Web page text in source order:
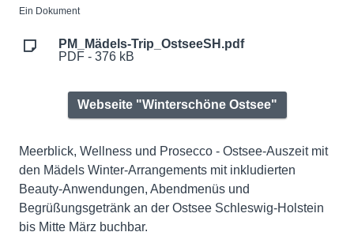
Ein Dokument
PM_Mädels-Trip_OstseeSH.pdf
PDF - 376 kB
Webseite "Winterschöne Ostsee"
Meerblick, Wellness und Prosecco - Ostsee-Auszeit mit
den Mädels Winter-Arrangements mit inkludierten
Beauty-Anwendungen, Abendmenüs und
Begrüßungsgetränk an der Ostsee Schleswig-Holstein
bis Mitte März buchbar.